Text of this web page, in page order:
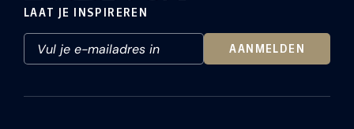
LAAT JE INSPIREREN
AANMELDEN